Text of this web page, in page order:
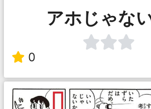
アホじゃな
0